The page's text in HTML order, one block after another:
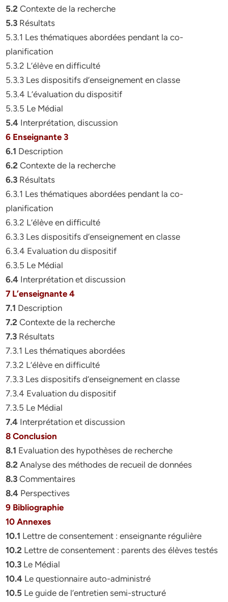
5.2 Contexte de la recherche
5.3 Résultats
5.3.1 Les thématiques abordées pendant la co-
planification
5.3.2 L’élève en difficulté
5.3.3 Les dispositifs d’enseignement en classe
5.3.4 L’évaluation du dispositif
5.3.5 Le Médial
5.4 Interprétation, discussion
6 Enseignante 3
6.1 Description
6.2 Contexte de la recherche
6.3 Résultats
6.3.1 Les thématiques abordées pendant la co-
planification
6.3.2 L’élève en difficulté
6.3.3 Les dispositifs d’enseignement en classe
6.3.4 Evaluation du dispositif
6.3.5 Le Médial
6.4 Interprétation et discussion
7 L’enseignante 4
7.1 Description
7.2 Contexte de la recherche
7.3 Résultats
7.3.1 Les thématiques abordées
7.3.2 L’élève en difficulté
7.3.3 Les dispositifs d’enseignement en classe
7.3.4 Evaluation du dispositif
7.3.5 Le Médial
7.4 Interprétation et discussion
8 Conclusion
8.1 Evaluation des hypothèses de recherche
8.2 Analyse des méthodes de recueil de données
8.3 Commentaires
8.4 Perspectives
9 Bibliographie
10 Annexes
10.1 Lettre de consentement : enseignante régulière
10.2 Lettre de consentement : parents des élèves testés
10.3 Le Médial
10.4 Le questionnaire auto-administré
10.5 Le guide de l’entretien semi-structuré